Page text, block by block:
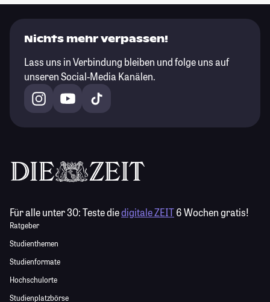
Nichts mehr verpassen!
Lass uns in Verbindung bleiben und folge uns auf
unseren Social-Media Kanälen.
Für alle unter 30:Teste diedigitale ZEIT6 Wochen gratis!
Ratgeber
Studienthemen
Studienformate
Hochschulorte
Studienplatzbörse